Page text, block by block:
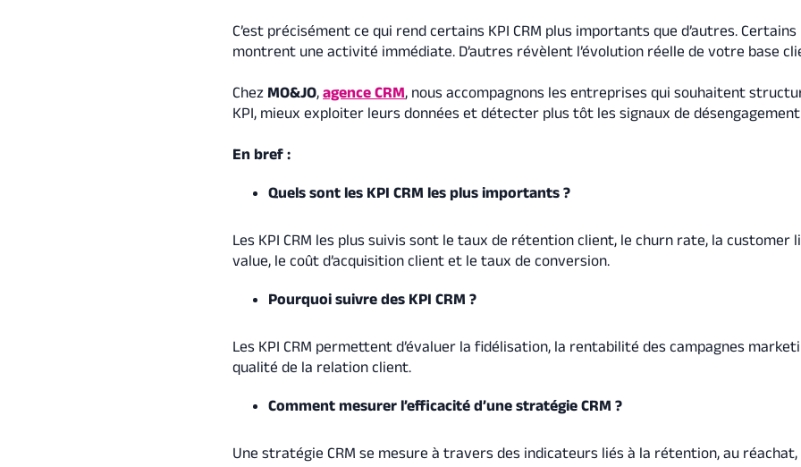
C’est précisément ce qui rend certains KPI CRM plus importants que d’autres. Certains
montrent une activité immédiate. D’autres révèlent l’évolution réelle de votre base
Chez MO&JO,agence CRM, nous accompagnons les entreprises qui souhaitent
KPI, mieux exploiter leurs données et détecter plus tôt les signaux de
En bref :
Quels sont les KPI CRM les plus importants ?
Les KPI CRM les plus suivis sont le taux de rétention client, le churn rate, la customer
value, le coût d’acquisition client et le taux de conversion.
Pourquoi suivre des KPI CRM ?
Les KPI CRM permettent d’évaluer la fidélisation, la rentabilité des campagnes
qualité de la relation client.
Comment mesurer l’efficacité d’une stratégie CRM ?
Une stratégie CRM se mesure à travers des indicateurs liés à la rétention, au réachat,